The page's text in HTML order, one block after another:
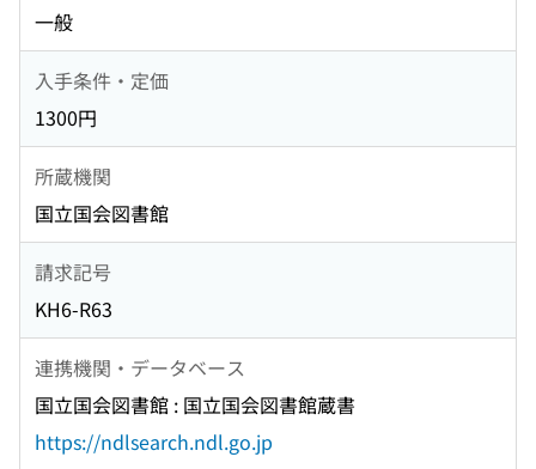
一般
入手条件・定価
1300円
所蔵機関
国立国会図書館
請求記号
KH6-R63
連携機関・データベース
国立国会図書館 : 国立国会図書館蔵書
https://ndlsearch.ndl.go.jp